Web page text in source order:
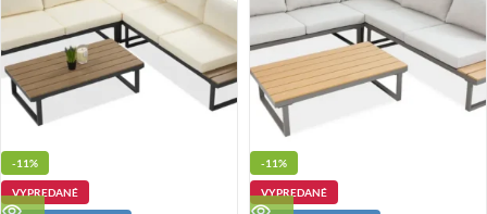
-11%
VYPREDANÉ
-11%
VYPREDANÉ